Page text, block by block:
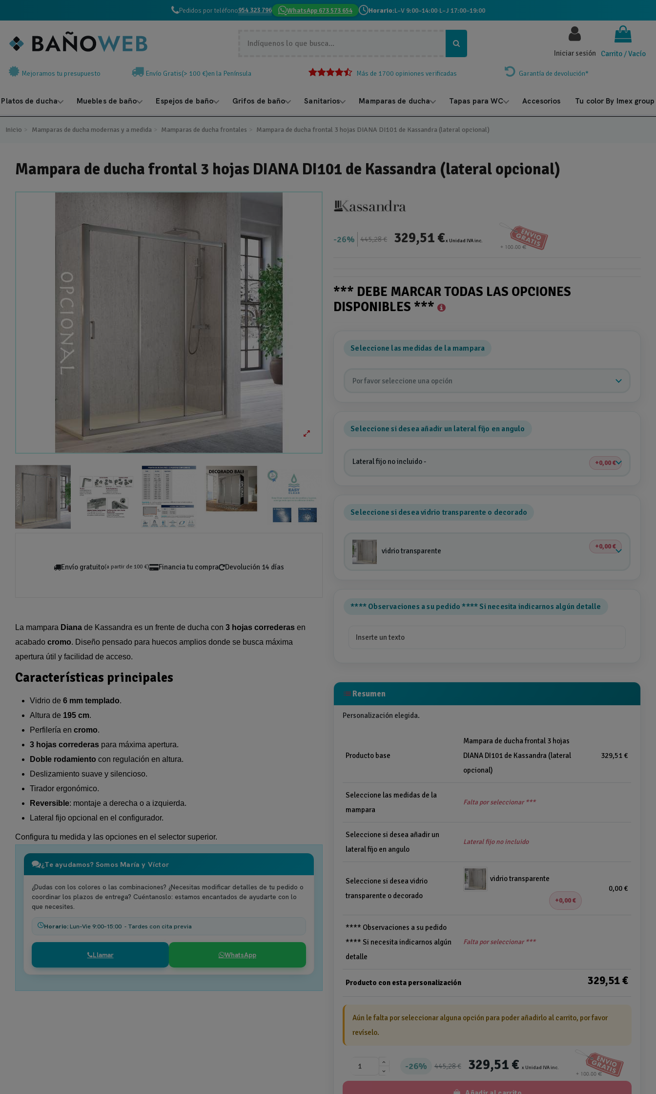
Pedidos por teléfono954 323 796 WhatsApp 673 573 654 Horario:L–V 9:00–14:00·L–J 17:00–19:00
Carrito /Vacío
Iniciar sesión
Mejoramos tu presupuesto Envío Gratis(> 100 €)en la Península Más de 1700 opiniones verificadas Garantía de devolución*
Platos de ducha Muebles de baño Espejos de baño Grifos de baño Sanitarios Mamparas de ducha Tapas para WC Accesorios Tu color By Imex group
Inicio Mamparas de ducha modernas y a medida Mamparas de ducha frontales Mampara de ducha frontal 3 hojas DIANA DI101 de Kassandra (lateral opcional)
Mampara de ducha frontal 3 hojas DIANA DI101 de Kassandra (lateral opcional)
Envío gratuito(a partir de 100 €) Financia tu compra Devolución 14 días
La mampara Diana de Kassandra es un frente de ducha con3 hojas correderas en
acabadocromo. Diseño pensado para huecos amplios donde se busca máxima
apertura útil y facilidad de acceso.
Características principales
Vidrio de6 mm templado.
Altura de 195 cm.
Perfilería encromo.
3 hojas correderas para máxima apertura.
Doble rodamiento con regulación en altura.
Deslizamiento suave y silencioso.
Tirador ergonómico.
Reversible: montaje a derecha o a izquierda.
Lateral fijo opcional en el configurador.
Configura tu medida y las opciones en el selector superior.
¿Te ayudamos? Somos María y Víctor
¿Dudas con los colores o las combinaciones? ¿Necesitas modificar detalles de tu pedido o
coordinar los plazos de entrega? Cuéntanoslo: estamos encantados de ayudarte con lo
que necesites.
Horario:Lun–Vie 9:00–15:00 - Tardes con cita previa
Llamar WhatsApp
26% 445,28 € 329,51 €x Unidad IVA inc.
*** DEBE MARCAR TODAS LAS OPCIONES
DISPONIBLES ***
Seleccione las medidas de la mampara
Por favor seleccione una opción
Seleccione si desea añadir un lateral fijo en angulo
Lateral fijo no incluido- 0,00 €
Seleccione si desea vidrio transparente o decorado
vidrio transparente
0,00 €
**** Observaciones a su pedido **** Si necesita indicarnos algún detalle
list Resumen
Personalización elegida.
Producto base
Mampara de ducha frontal 3 hojas
DIANA DI101 de Kassandra (lateral
opcional)
329,51 €
Seleccione las medidas de la
mampara
Falta por seleccionar ***
Seleccione si desea añadir un
lateral fijo en angulo
Lateral fijo no incluido
Seleccione si desea vidrio
transparente o decorado
vidrio transparente
0,00 €
0,00 €
**** Observaciones a su pedido
**** Si necesita indicarnos algún
detalle
Falta por seleccionar ***
Producto con esta personalización 329,51 €
Aún le falta por seleccionar alguna opción para poder añadirlo al carrito, por favor
revíselo.
26% 445,28 € 329,51 € x Unidad IVA inc.